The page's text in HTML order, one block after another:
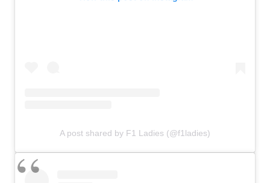
A post shared by F1 Ladies (@f1ladies)